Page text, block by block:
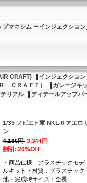
マキシム 〜インジェクショ
CRAFT)
インジェクショ
ＣＲＡＦＴ） ガレージキ
リアル ディテールアップパ
1/35 ソビエト軍 NKL-6 アエロ
ン
4,180円 3,344円
割引: 20%OFF
・商品仕様：プラスチックモデ
ルキット・材質：プラスチック
他・完成時サイズ：全長